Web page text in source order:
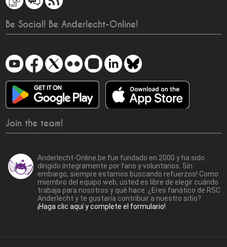
Be Social! Be Anderlecht-Online!
Join the team!
Anderlecht-Online.be fue fundado en 2000 y ha sido
dirigido íntegramente por fans y voluntarios. Sin
embargo, siempre estamos buscando refuerzos! Como
miembro del equipo web, usted es libre de elegir cuándo
trabaja para nosotros y qué hace. ¿Eres fanático de RSC
Anderlecht y te gustaría contribuir a nuestro sitio?
¡Haga clic aquí y complete el formulario!